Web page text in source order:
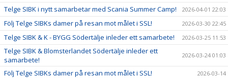
Telge SIBK i nytt samarbetar med Scania Summer Camp! 2026-04-01 22:03
Följ Telge SIBKs damer på resan mot målet i SSL! 2026-03-30 22:45
Telge SIBK & K - BYGG Södertälje inleder ett samarbete! 2026-03-25 11:53
Telge SIBK & Blomsterlandet Södertälje inleder ett
samarbete!
2026-03-24 01:03
Följ Telge SIBKs damer på resan mot målet i SSL! 2026-03-14